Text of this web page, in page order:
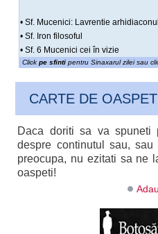
• Sf. Mucenici: Lavrentie
• Sf. Iron filosoful
• Sf. 6 Mucenici cei în vizie
Click pe sfintipentru Sinaxarul zilei sau
CARTE DE
Daca doriti sa va spuneti
despre continutul sau,
preocupa, nu ezitati sa ne
oaspeti!